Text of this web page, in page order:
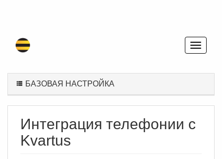
БАЗОВАЯ НАСТРОЙКА
Интеграция телефонии с
Kvartus